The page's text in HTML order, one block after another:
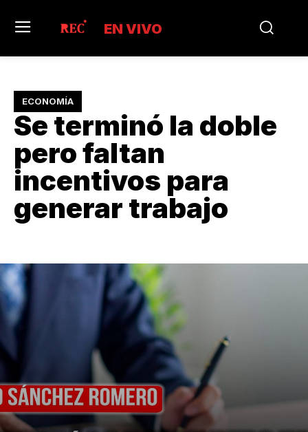
EN VIVO
ECONOMÍA
Se terminó la doble
pero faltan
incentivos para
generar trabajo